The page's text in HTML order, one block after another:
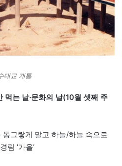
대교 개통
먹는 날·문화의 날(10월 셋째 주
그랗게 말고 하늘/하늘 속으로
림 ‘가을’